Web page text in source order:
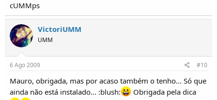
cUMMps
VictoriUMM
UMM
6 Ago 2009 #10
Mauro, obrigada, mas por acaso também o tenho... Só que
ainda não está instalado... :blush:
Obrigada pela dica